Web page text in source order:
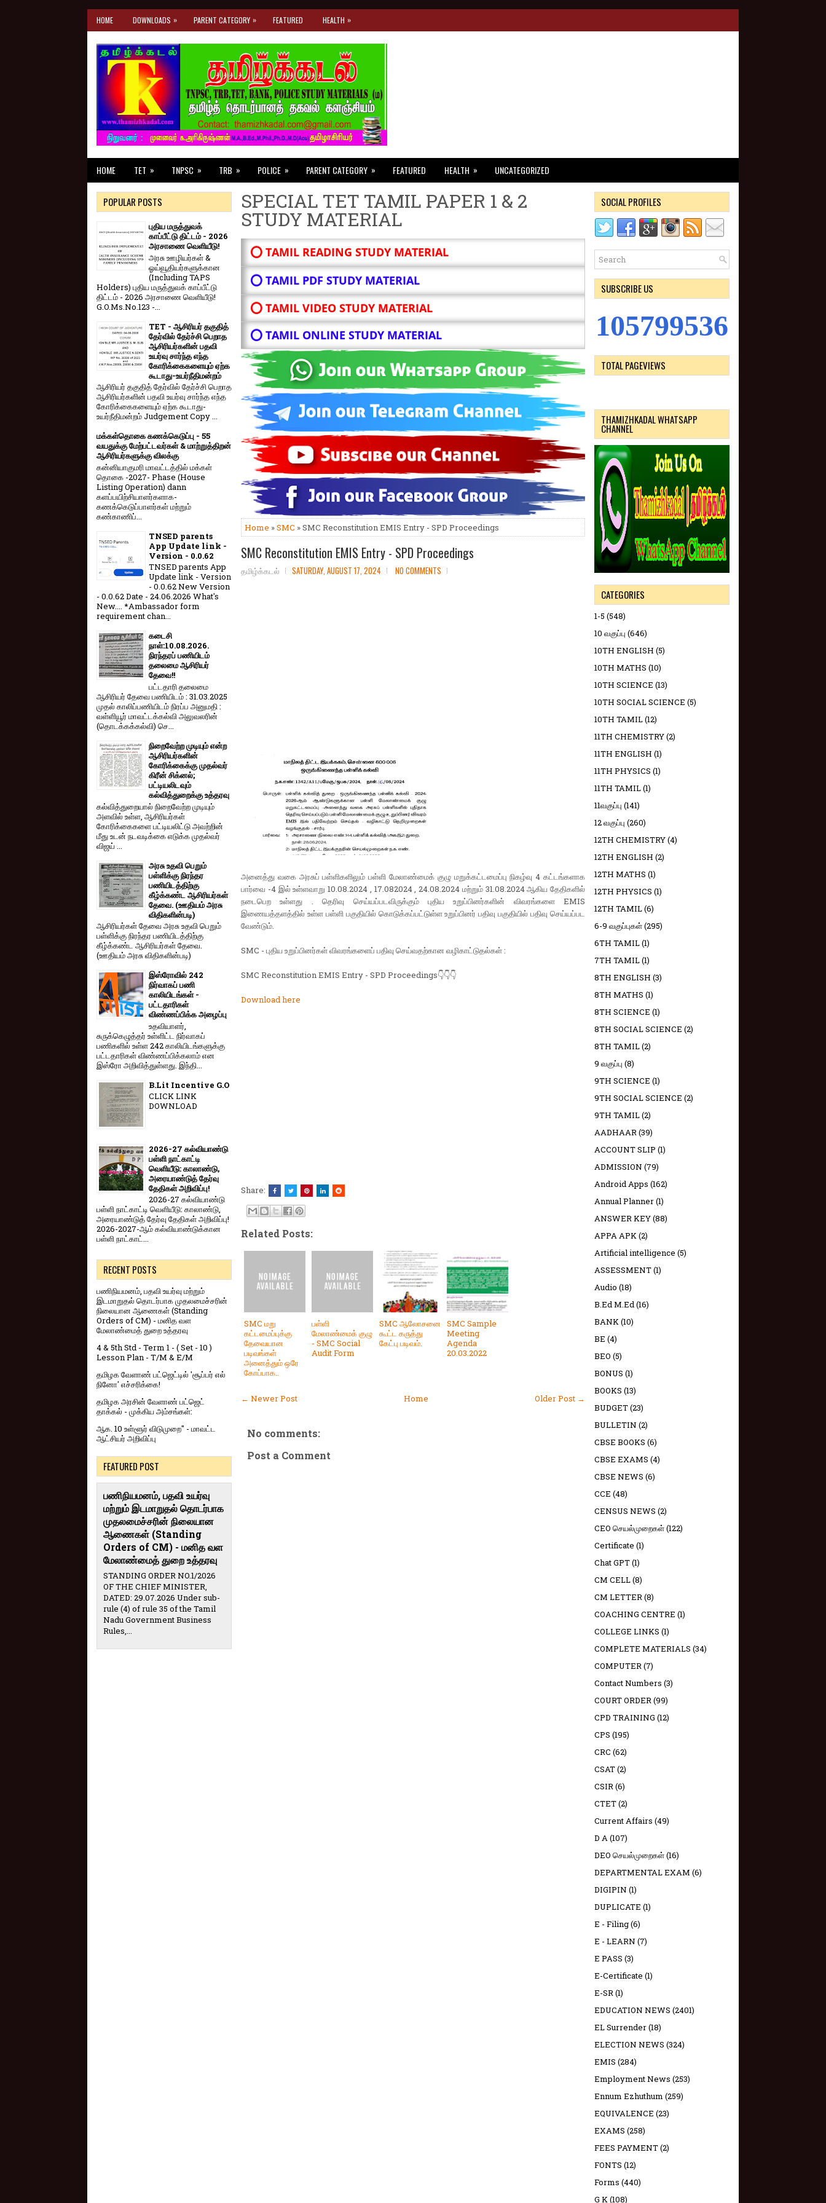
HOME DOWNLOADS » PARENT CATEGORY » FEATURED HEALTH »
HOME TET » TNPSC » TRB » POLICE » PARENT CATEGORY » FEATURED HEALTH » UNCATEGORIZED
SPECIAL TET TAMIL PAPER 1 & 2
STUDY MATERIAL
⭕ TAMIL READING STUDY MATERIAL
⭕ TAMIL PDF STUDY MATERIAL
⭕ TAMIL VIDEO STUDY MATERIAL
⭕ TAMIL ONLINE STUDY MATERIAL
Home »SMC » SMC Reconstitution EMIS Entry - SPD Proceedings
SMC Reconstitution EMIS Entry - SPD Proceedings
தமிழ்க்கடல் SATURDAY, AUGUST 17, 2024 NO COMMENTS
அனைத்து வகை அரசுப் பள்ளிகளிலும் பள்ளி மேலாண்மைக் குழு மறுக்கட்டமைப்பு நிகழ்வு 4 கட்டங்களாக
பார்வை -4 இல் உள்ளவாறு 10.08.2024 , 17.082024 , 24.08.2024 மற்றும் 31.08.2024 ஆகிய தேதிகளில்
நடைபெற உள்ளது . தெரிவு செய்யப்படவிருக்கும் புதிய உறுப்பினர்களின் விவரங்களை EMIS
இணையத்தளத்தில் உள்ள பள்ளி பகுதியில் கொடுக்கப்பட்டுள்ள உறுப்பினர் பதிவு பகுதியில் பதிவு செய்யப்பட
வேண்டும்.
SMC - புதிய உறுப்பினர்கள் விவரங்களைப் பதிவு செய்வதற்கான வழிகாட்டுதல்கள் :
SMC Reconstitution EMIS Entry - SPD Proceedings👇👇👇
Download here
Share:
Related Posts:
SMC மறு
கட்டமைப்புக்கு
தேவையான
படிவங்கள்
அனைத்தும் ஒரே
கோப்பாக..
பள்ளி
மேலாண்மைக் குழு
- SMC Social
Audit Form
SMC ஆலோசனை
கூட்ட கருத்து
கேட்பு படிவம்.
SMC Sample
Meeting
Agenda
20.03.2022
← Newer Post Older Post →
Home
No comments:
Post a Comment
POPULAR POSTS
புதிய மருத்துவக்
காப்பீட்டு திட்டம் - 2026
அரசாணை வெளியீடு!
அரசு ஊழியர்கள் &
ஓய்வூதியர்களுக்கான
(Including TAPS
Holders) புதிய மருத்துவக் காப்பீட்டு
திட்டம் - 2026 அரசாணை வெளியீடு!
G.O.Ms.No.123 -...
TET - ஆசிரியர் தகுதித்
தேர்வில் தேர்ச்சி பெறாத
ஆசிரியர்களின் பதவி
உயர்வு சார்ந்த எந்த
கோரிக்கைகளையும் ஏற்க
கூடாது-உயர்நீதிமன்றம்
ஆசிரியர் தகுதித் தேர்வில் தேர்ச்சி பெறாத
ஆசிரியர்களின் பதவி உயர்வு சார்ந்த எந்த
கோரிக்கைகளையும் ஏற்க கூடாது-
உயர்நீதிமன்றம் Judgement Copy ...
மக்கள்தொகை கணக்கெடுப்பு - 55
வயதுக்கு மேற்பட்டவர்கள் & மாற்றுத்திறன்
ஆசிரியர்களுக்கு விலக்கு
கன்னியாகுமரி மாவட்டத்தில் மக்கள்
தொகை -2027- Phase (House
Listing Operation) dann
களப்பயிற்சியாளர்களாக-
கணக்கெடுப்பாளர்கள் மற்றும்
கண்காணிப்...
TNSED parents
App Update link -
Version - 0.0.62
TNSED parents App
Update link - Version
- 0.0.62 New Version
- 0.0.62 Date - 24.06.2026 What's
New.... *Ambassador form
requirement chan...
கடைசி
நாள்:10.08.2026.
நிரந்தரப் பணியிடம்
தலைமை ஆசிரியர்
தேவை!!
பட்டதாரி தலைமை
ஆசிரியர் தேவை பணியிடம் : 31.03.2025
முதல் காலிப்பணியிடம் நிரப்ப அனுமதி :
வள்ளியூர் மாவட்டக்கல்வி அலுவலரின்
(தொடக்கக்கல்வி) செ...
நிறைவேற்ற முடியும் என்ற
ஆசிரியர்களின்
கோரிக்கைக்கு முதல்வர்
கிரீன் சிக்னல்;
பட்டியலிடவும்
கல்வித்துறைக்கு உத்தரவு
கல்வித்துறையால் நிறைவேற்ற முடியும்
அளவில் உள்ள, ஆசிரியர்கள்
கோரிக்கைகளை பட்டியலிட்டு அவற்றின்
மீது உடன் நடவடிக்கை எடுக்க முதல்வர்
விஜய் ...
அரசு உதவி பெறும்
பள்ளிக்கு நிரந்தர
பணியிடத்திற்கு
கீழ்க்கண்ட ஆசிரியர்கள்
தேவை. (ஊதியம் அரசு
விதிகளின்படி)
ஆசிரியர்கள் தேவை அரசு உதவி பெறும்
பள்ளிக்கு நிரந்தர பணியிடத்திற்கு
கீழ்க்கண்ட ஆசிரியர்கள் தேவை.
(ஊதியம் அரசு விதிகளின்படி)
இஸ்ரோவில் 242
நிர்வாகப் பணி
காலியிடங்கள் -
பட்டதாரிகள்
விண்ணப்பிக்க அழைப்பு
உதவியாளர்,
சுருக்கெழுத்தர் உள்ளிட்ட நிர்வாகப்
பணிகளில் உள்ள 242 காலியிடங்களுக்கு
பட்டதாரிகள் விண்ணப்பிக்கலாம் என
இஸ்ரோ அறிவித்துள்ளது. இந்தி...
B.Lit Incentive G.O
CLICK LINK
DOWNLOAD
2026-27 கல்வியாண்டு
பள்ளி நாட்காட்டி
வெளியீடு: காலாண்டு,
அரையாண்டுத் தேர்வு
தேதிகள் அறிவிப்பு!
2026-27 கல்வியாண்டு
பள்ளி நாட்காட்டி வெளியீடு: காலாண்டு,
அரையாண்டுத் தேர்வு தேதிகள் அறிவிப்பு!
2026-2027-ஆம் கல்வியாண்டுக்கான
பள்ளி நாட்காட்...
RECENT POSTS
பணிநியமனம், பதவி உயர்வு மற்றும்
இடமாறுதல் தொடர்பாக முதலமைச்சரின்
நிலையான ஆணைகள் (Standing
Orders of CM) - மனித வள
மேலாண்மைத் துறை உத்தரவு
4 & 5th Std - Term 1 - ( Set - 10 )
Lesson Plan - T/M & E/M
தமிழக வேளாண் பட்ஜெட்டில் 'சூப்பர் எல்
நினோ' எச்சரிக்கை!
தமிழக அரசின் வேளாண் பட்ஜெட்
தாக்கல் - முக்கிய அம்சங்கள்:
ஆக. 10 உள்ளூர் விடுமுறை" - மாவட்ட
ஆட்சியர் அறிவிப்பு
FEATURED POST
பணிநியமனம், பதவி உயர்வு
மற்றும் இடமாறுதல் தொடர்பாக
முதலமைச்சரின் நிலையான
ஆணைகள் (Standing
Orders of CM) - மனித வள
மேலாண்மைத் துறை உத்தரவு
STANDING ORDER NO.1/2026
OF THE CHIEF MINISTER,
DATED: 29.07.2026 Under sub-
rule (4) of rule 35 of the Tamil
Nadu Government Business
Rules,...
SOCIAL PROFILES
SUBSCRIBE US
105799536
TOTAL PAGEVIEWS
THAMIZHKADAL WHATSAPP
CHANNEL
CATEGORIES
1-5 (548)
10 வகுப்பு (646)
10TH ENGLISH (5)
10TH MATHS (10)
10TH SCIENCE (13)
10TH SOCIAL SCIENCE (5)
10TH TAMIL(12)
11TH CHEMISTRY(2)
11TH ENGLISH (1)
11TH PHYSICS (1)
11TH TAMIL(1)
11வகுப்பு (141)
12 வகுப்பு (260)
12TH CHEMISTRY(4)
12TH ENGLISH (2)
12TH MATHS (1)
12TH PHYSICS (1)
12TH TAMIL(6)
6-9 வகுப்புகள்(295)
6TH TAMIL(1)
7TH TAMIL(1)
8TH ENGLISH (3)
8TH MATHS (1)
8TH SCIENCE (1)
8TH SOCIAL SCIENCE (2)
8TH TAMIL(2)
9 வகுப்பு (8)
9TH SCIENCE (1)
9TH SOCIAL SCIENCE (2)
9TH TAMIL(2)
AADHAAR(39)
ACCOUNT SLIP (1)
ADMISSION (79)
Android Apps (162)
Annual Planner(1)
ANSWER KEY(88)
APPA APK(2)
Artificial intelligence (5)
ASSESSMENT(1)
Audio (18)
B.Ed M.Ed(16)
BANK(10)
BE (4)
BEO (5)
BONUS (1)
BOOKS (13)
BUDGET(23)
BULLETIN (2)
CBSE BOOKS (6)
CBSE EXAMS (4)
CBSE NEWS (6)
CCE (48)
CENSUS NEWS (2)
CEO செயல்முறைகள்(122)
Certificate (1)
Chat GPT(1)
CM CELL(8)
CM LETTER(8)
COACHING CENTRE (1)
COLLEGE LINKS (1)
COMPLETE MATERIALS (34)
COMPUTER(7)
Contact Numbers (3)
COURT ORDER(99)
CPD TRAINING (12)
CPS (195)
CRC (62)
CSAT(2)
CSIR(6)
CTET(2)
Current Affairs (49)
D A(107)
DEO செயல்முறைகள்(16)
DEPARTMENTAL EXAM (6)
DIGIPIN (1)
DUPLICATE (1)
E - Filing(6)
E - LEARN (7)
E PASS (3)
E-Certificate (1)
E-SR(1)
EDUCATION NEWS (2401)
EL Surrender(18)
ELECTION NEWS (324)
EMIS (284)
Employment News (253)
Ennum Ezhuthum (259)
EQUIVALENCE (23)
EXAMS (258)
FEES PAYMENT(2)
FONTS (12)
Forms (440)
G K(108)